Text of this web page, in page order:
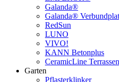
Galanda®
Galanda®
RedSun
LUNO
VIVO!
KANN Betonplus
CeramicLine
Garten
Pflasterklinker